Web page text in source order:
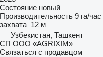
Состояние новый
Производительность 9 га/час
захвата 12 м
Узбекистан, Ташкент
CП ООО «AGRIXIM»
Связаться с продавцом